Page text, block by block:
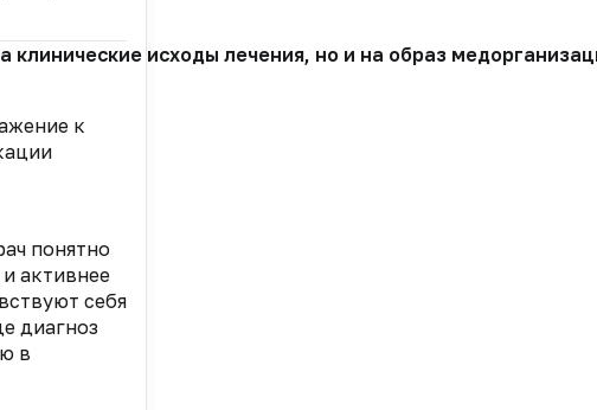
исходы лечения, но и на образ
к
понятно
активнее
себя
диагноз
в